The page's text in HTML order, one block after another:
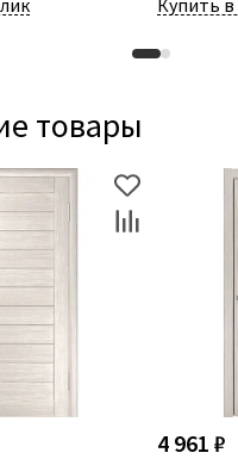
Купить в
товары
4 961 ₽